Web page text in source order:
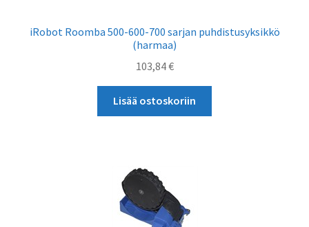
iRobot Roomba 500-600-700 sarjan puhdistusyksikkö
(harmaa)
103,84€
Lisää ostoskoriin